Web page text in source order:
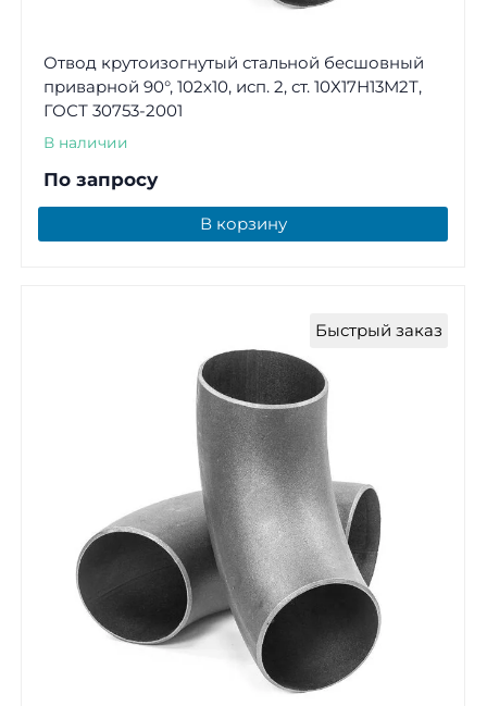
Отвод крутоизогнутый стальной бесшовный
приварной 90°, 102х10, исп. 2, ст. 10Х17Н13М2Т,
ГОСТ 30753-2001
В наличии
По запросу
В корзину
Быстрый заказ